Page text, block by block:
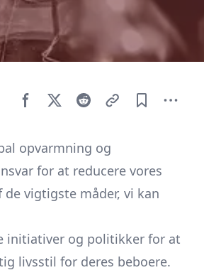
opvarmning og
for at reducere vores
vigtigste måder, vi kan
initiativer og politikker for at
livsstil for deres beboere.